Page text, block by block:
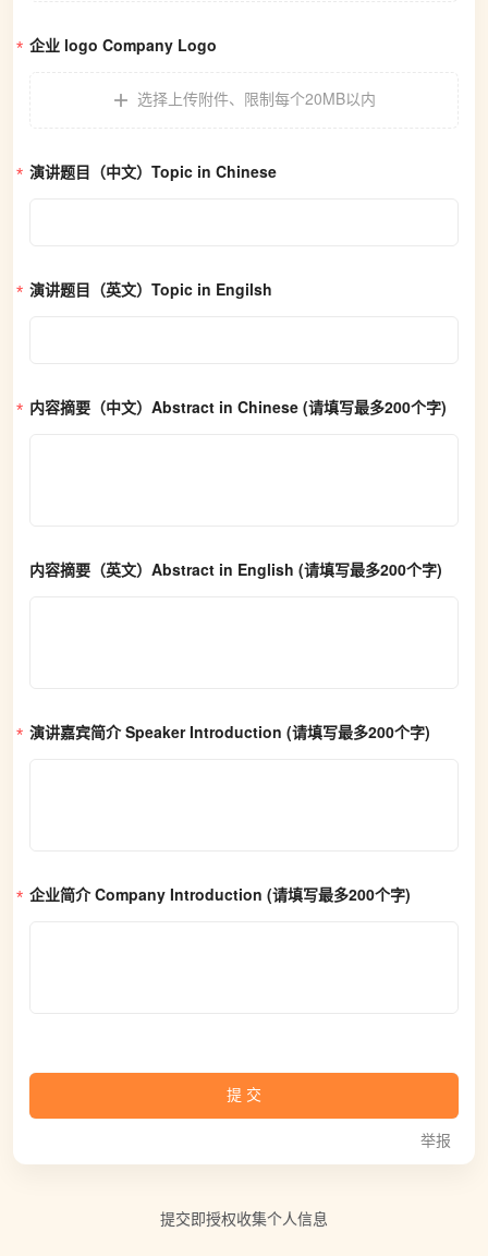
企业 logo Company Logo
选择上传附件、 限制每个20MB以内
演讲题目（中文）Topic in Chinese
演讲题目（英文）Topic in Engilsh
内容摘要（中文）Abstract in Chinese (请填写最多200个字)
内容摘要（英文）Abstract in English (请填写最多200个字)
演讲嘉宾简介 Speaker Introduction (请填写最多200个字)
企业简介 Company Introduction (请填写最多200个字)
提交
举报
提交即授权收集个人信息